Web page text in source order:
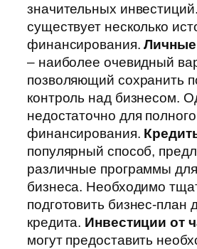
значительных
существует несколько
финансирования.
– наиболее очевидный
позволяющий сохранить
контроль над бизнесом.
недостаточно для полного
финансирования.
популярный способ,
различные программы
бизнеса. Необходимо
подготовить бизнес-план
кредита. Инвестиции от
могут предоставить